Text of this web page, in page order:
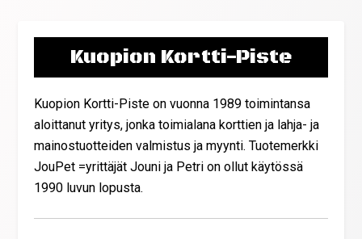
Kuopion Kortti-Piste
Kuopion Kortti-Piste on vuonna 1989 toimintansa
aloittanut yritys, jonka toimialana korttien ja lahja- ja
mainostuotteiden valmistus ja myynti. Tuotemerkki
JouPet =yrittäjät Jouni ja Petri on ollut käytössä
1990 luvun lopusta.